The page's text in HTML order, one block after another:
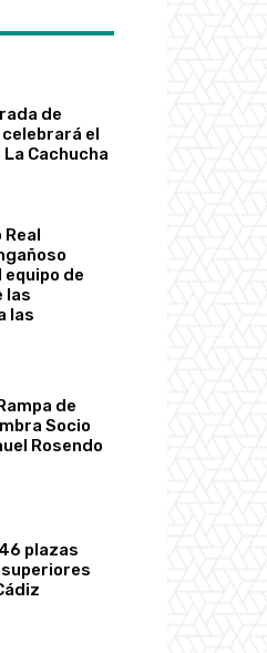
de
el
Cachucha
Real
de
las
las
de
Socio
Rosendo
plazas